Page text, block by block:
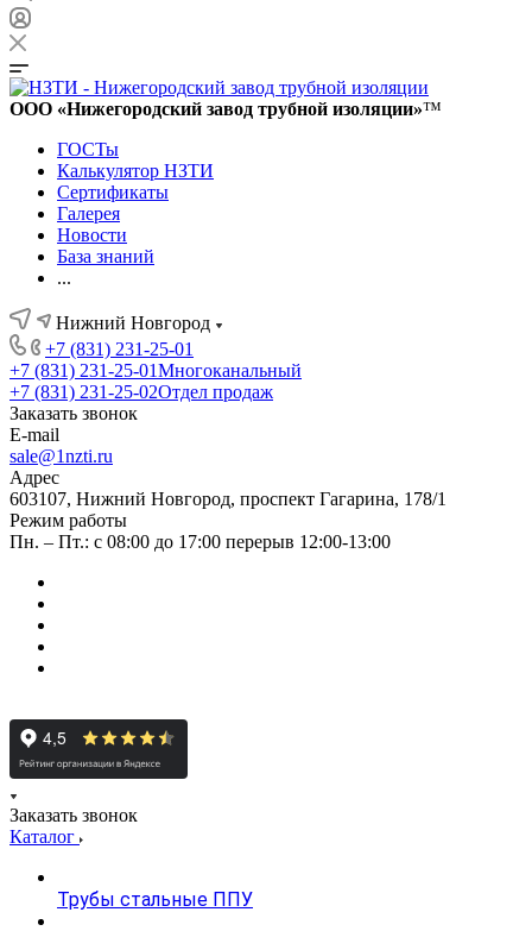
ООО «Нижегородский завод трубной изоляции»™
ГОСТы
Калькулятор НЗТИ
Сертификаты
Галерея
Новости
База знаний
...
Нижний Новгород
+7 (831) 231-25-01
+7 (831) 231-25-01Многоканальный
+7 (831) 231-25-02Отдел продаж
Заказать звонок
E-mail
sale@1nzti.ru
Адрес
603107, Нижний Новгород, проспект Гагарина, 178/1
Режим работы
Пн. – Пт.: с 08:00 до 17:00 перерыв 12:00-13:00
Заказать звонок
Каталог
Трубы стальные ППУ